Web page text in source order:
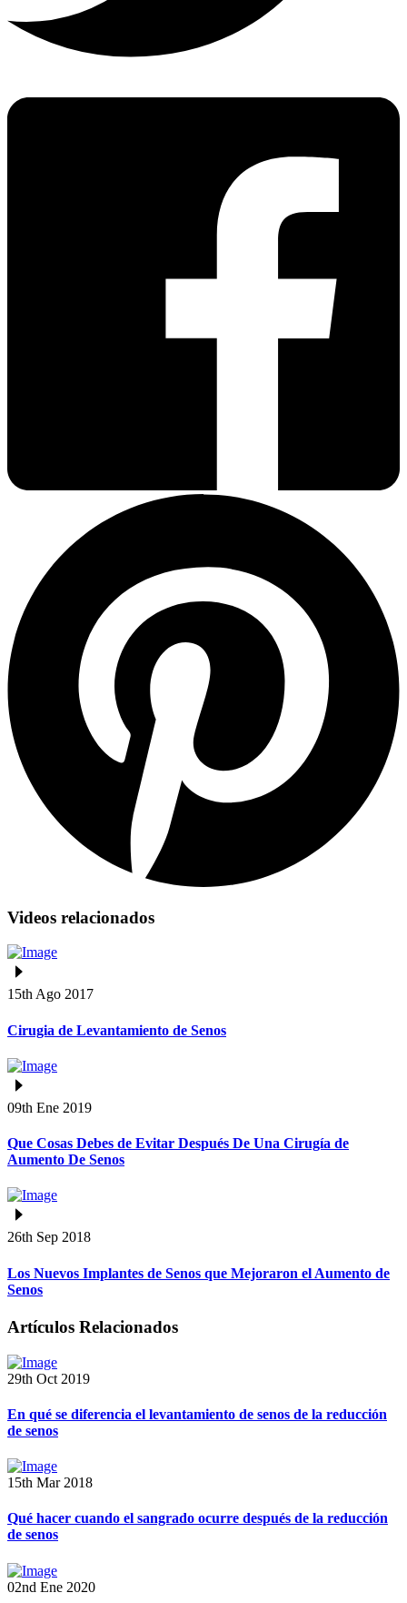
Videos relacionados
15th Ago 2017
Cirugia de Levantamiento de Senos
09th Ene 2019
Que Cosas Debes de Evitar Después De Una Cirugía de
Aumento De Senos
26th Sep 2018
Los Nuevos Implantes de Senos que Mejoraron el Aumento de
Senos
Artículos Relacionados
29th Oct 2019
En qué se diferencia el levantamiento de senos de la reducción
de senos
15th Mar 2018
Qué hacer cuando el sangrado ocurre después de la reducción
de senos
02nd Ene 2020